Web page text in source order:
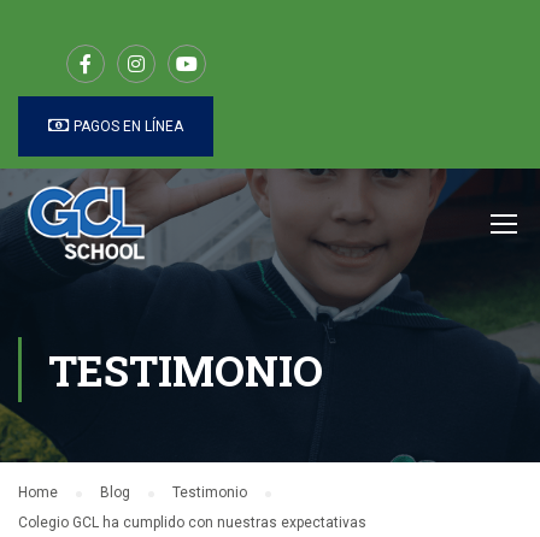
PAGOS EN LÍNEA
TESTIMONIO
Home Blog
Testimonio
Colegio GCL ha cumplido con nuestras expectativas